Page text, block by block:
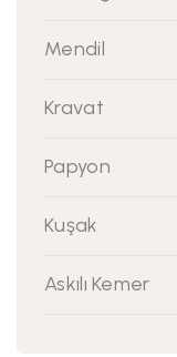
Mendil
Kravat
Papyon
Kuşak
Askılı Kemer